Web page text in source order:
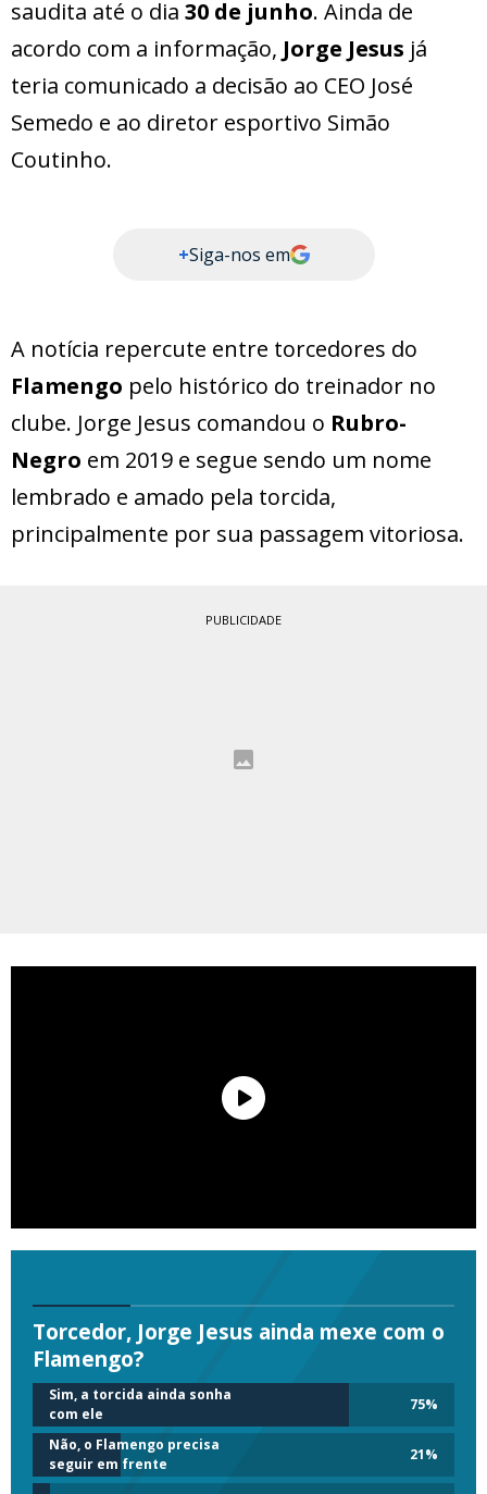
saudita até o dia 30 de junho. Ainda de
acordo com a informação, Jorge Jesus já
teria comunicado a decisão ao CEO José
Semedo e ao diretor esportivo Simão
Coutinho.
+Siga-nos em
A notícia repercute entre torcedores do
Flamengo pelo histórico do treinador no
clube. Jorge Jesus comandou o Rubro-
Negro em 2019 e segue sendo um nome
lembrado e amado pela torcida,
principalmente por sua passagem vitoriosa.
PUBLICIDADE
Torcedor, Jorge Jesus ainda mexe com o
Flamengo?
Sim, a torcida ainda sonha
com ele
75%
Não, o Flamengo precisa
seguir em frente
21%